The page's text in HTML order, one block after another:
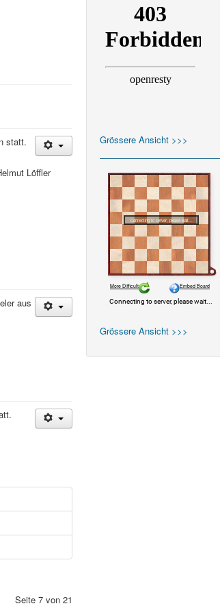
statt.
Löffler
aus
Seite 7 von 21
Grössere Ansicht >>>
Grössere Ansicht >>>